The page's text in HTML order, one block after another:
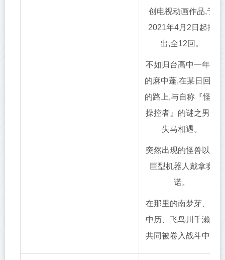
创电视动画作品,于
2021年4月2日起播
出,全12回。
不如归台高中一年生
的麻中蓬,在某日回家
的路上,与自称『怪兽
操控者』的谜之男子
失马相遇。
突然出现的怪兽以及
巨型机器人戴拿赛
诺。
在那里的南梦芽、山
中历、飞鸟川千濑也
共同被卷入战斗中。